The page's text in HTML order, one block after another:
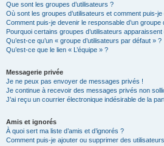
Que sont les groupes d’utilisateurs ?
Où sont les groupes d’utilisateurs et comment puis-
Comment puis-je devenir le responsable d’un groupe
Pourquoi certains groupes d’utilisateurs
Qu’est-ce qu’un « groupe d’utilisateurs par défaut » ?
Qu’est-ce que le lien « L’équipe » ?
Messagerie privée
Je ne peux pas envoyer de messages privés !
Je continue à recevoir des messages privés non
J’ai reçu un courrier électronique indésirable de la
Amis et ignorés
À quoi sert ma liste d’amis et d’ignorés ?
Comment puis-je ajouter ou supprimer des